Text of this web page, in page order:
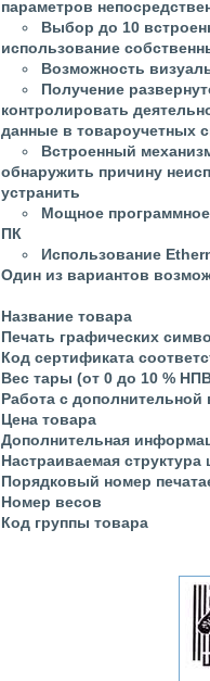
параметров
Выбор до 10
использование
Возможность
Получение
контролировать
данные в товароучетных
Встроенный
обнаружить причину
устранить
Мощное
ПК
Использование
Один из вариантов
Название товара
Печать графических
Код сертификата
Вес тары (от 0 до 10 %
Работа с
Цена товара
Дополнительная
Настраиваемая структура
Порядковый номер
Номер весов
Код группы товара